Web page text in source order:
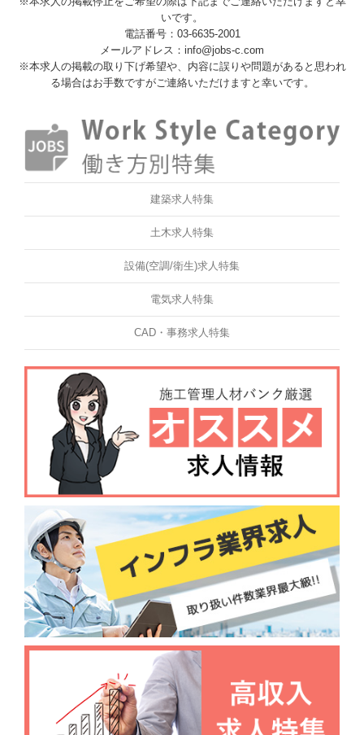
いです。
電話番号：03-6635-2001
メールアドレス：info@jobs-c.com
※本求人の掲載の取り下げ希望や、内容に誤りや問題があると思われ
る場合はお手数ですがご連絡いただけますと幸いです。
建築求人特集
土木求人特集
設備(空調/衛生)求人特集
電気求人特集
CAD・事務求人特集